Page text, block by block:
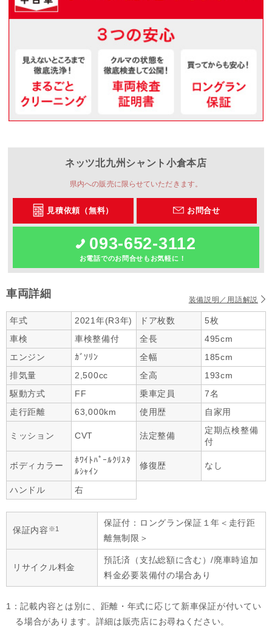
ネッツ北九州 シャント小倉本店
県内への販売に限らせていただきます。
見積依頼（無料） お問合せ
093-652-3112
お電話でのお問合せもお気軽に！
車両詳細 装備説明／用語解説
年式 2021年(R3年) ドア枚数
5枚
車検
車検整備付 全長
495cm
エンジン
ｶﾞｿﾘﾝ 全幅
185cm
排気量
2,500cc 全高
193cm
駆動方式
FF 乗車定員
7名
走行距離
63,000km 使用歴 自家用
ミッション CVT 法定整備
定期点検整備
付
ボディカラー
ﾎﾜｲﾄﾊﾟｰﾙｸﾘｽﾀ
ﾙｼｬｲﾝ
修復歴 なし
ハンドル 右
保証内容 ※1
保証付：ロングラン保証１年＜走行距
離無制限＞
リサイクル料金
預託済（支払総額に含む）/廃車時追加
料金必要装備付の場合あり
1：記載内容とは別に、距離・年式に応じて新車保証が付いてい
る場合があります。詳細は販売店にお尋ねください。